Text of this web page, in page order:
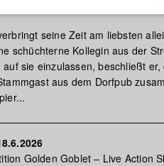
seine Zeit am liebsten
schüchterne Kollegin aus der
sie einzulassen, beschließt
aus dem Dorfpub
Golden Goblet – Live Action